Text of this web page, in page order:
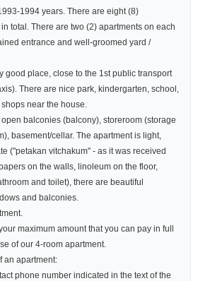
1994 years. There are eight (8)
total. There are two (2) apartments on each
entrance and well-groomed yard /
good place, close to the 1st public transport
There are nice park, kindergarten, school,
near the house.
balconies (balcony), storeroom (storage
basement/cellar. The apartment is light,
("petakan vitchakum" - as it was received
on the walls, linoleum on the floor,
and toilet), there are beautiful
and balconies.
maximum amount that you can pay in full
of our 4-room apartment.
an apartment:
phone number indicated in the text of the